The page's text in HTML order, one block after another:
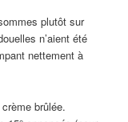
plutôt sur
n’aient été
nettement à
brûlée.